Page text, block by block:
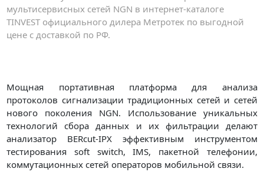
мультисервисных сетей NGN в интернет-каталоге
TINVEST официального дилера Метротек по выгодной
цене с доставкой по РФ.
Мощная портативная платформа для анализа
протоколов сигнализации традиционных сетей и сетей
нового поколения NGN. Использование уникальных
технологий сбора данных и их фильтрации делают
анализатор BERcut-IPX эффективным инструментом
тестирования soft switch, IMS, пакетной телефонии,
коммутационных сетей операторов мобильной связи.